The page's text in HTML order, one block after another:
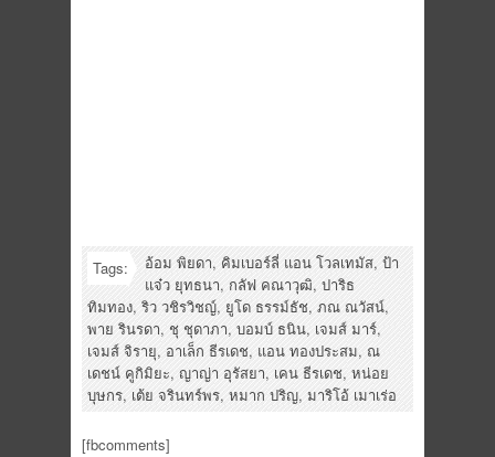
Tags: อ้อม พิยดา, คิมเบอร์ลี่ แอน โวลเทมัส, ป้า
แจ๋ว ยุทธนา, กลัฟ คณาวุฒิ, ปาริธ
ทิมทอง, ริว วชิรวิชญ์, ยูโด ธรรม์ธัช, ภณ ณวัสน์,
พาย รินรดา, ชุ ชุดาภา, บอมบ์ ธนิน, เจมส์ มาร์,
เจมส์ จิรายุ, อาเล็ก ธีรเดช, แอน ทองประสม, ณ
เดชน์ คูกิมิยะ, ญาญ่า อุรัสยา, เคน ธีรเดช, หน่อย
บุษกร, เต้ย จรินทร์พร, หมาก ปริญ, มาริโอ้ เมาเร่อ
[fbcomments]